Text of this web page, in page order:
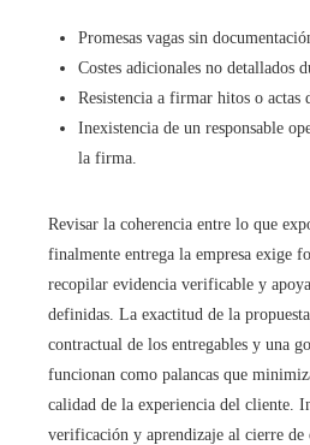
Promesas vagas sin
Costes adicionales no detallados
Resistencia a firmar hitos o actas
Inexistencia de un responsable
la firma.
Revisar la coherencia entre lo que
finalmente entrega la empresa exige
recopilar evidencia verificable y
definidas. La exactitud de la
contractual de los entregables y una
funcionan como palancas que
calidad de la experiencia del cliente.
verificación y aprendizaje al cierre de